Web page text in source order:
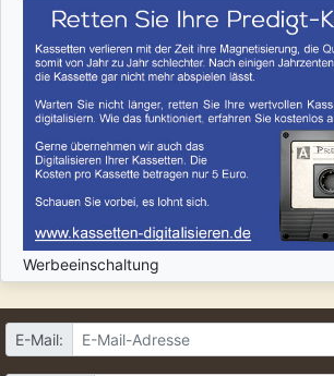
Werbeeinschaltung
E-Mail: